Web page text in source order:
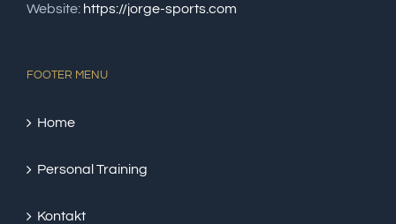
Website: https://jorge-sports.com
FOOTER MENU
Home
Personal Training
Kontakt